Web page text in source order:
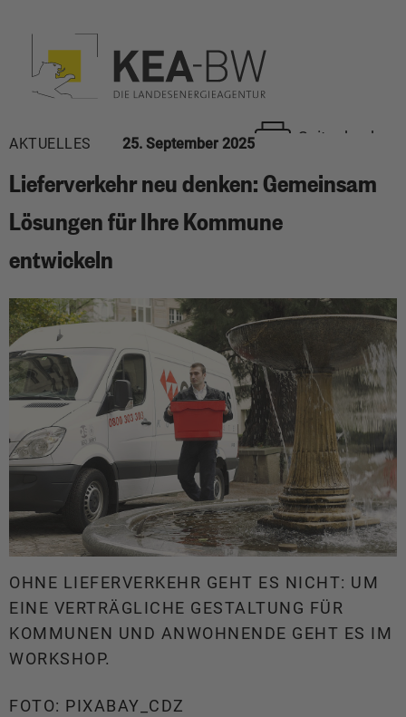
Seite drucken
AKTUELLES 25. September 2025
Lieferverkehr neu denken: Gemeinsam
Lösungen für Ihre Kommune
entwickeln
OHNE LIEFERVERKEHR GEHT ES NICHT: UM
EINE VERTRÄGLICHE GESTALTUNG FÜR
KOMMUNEN UND ANWOHNENDE GEHT ES IM
WORKSHOP.
FOTO: PIXABAY_CDZ